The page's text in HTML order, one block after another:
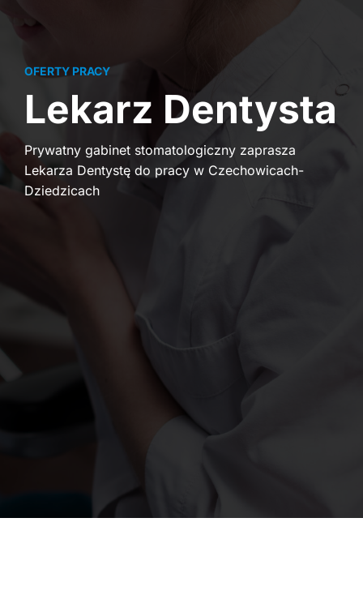
OFERTY PRACY
Lekarz Dentysta
Prywatny gabinet stomatologiczny zaprasza
Lekarza Dentystę do pracy w Czechowicach-
Dziedzicach